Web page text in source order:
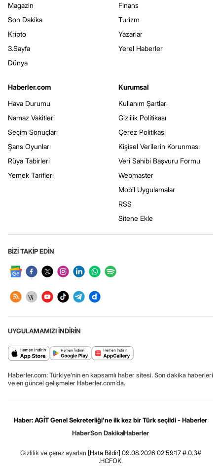
Magazin
Son Dakika
Kripto
3.Sayfa
Dünya
Finans
Turizm
Yazarlar
Yerel Haberler
Haberler.com
Hava Durumu
Namaz Vakitleri
Seçim Sonuçları
Şans Oyunları
Rüya Tabirleri
Yemek Tarifleri
Kurumsal
Kullanım Şartları
Gizlilik Politikası
Çerez Politikası
Kişisel Verilerin Korunması
Veri Sahibi Başvuru Formu
Webmaster
Mobil Uygulamalar
RSS
Sitene Ekle
BİZİ TAKİP EDİN
UYGULAMAMIZI İNDİRİN
Haberler.com: Türkiye’nin en kapsamlı haber sitesi. Son dakika haberleri
ve en güncel gelişmeler Haberler.com’da.
Haber: AGİT Genel Sekreterliği'ne ilk kez bir Türk seçildi - Haberler
HaberSon DakikaHaberler
Gizlilik ve çerez ayarları [Hata Bildir] 09.08.2026 02:59:17 #.0.3#
.HCFOK.